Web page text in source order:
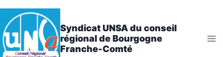
Aller
au
contenu
Syndicat UNSA du conseil
régional de Bourgogne
Franche-Comté